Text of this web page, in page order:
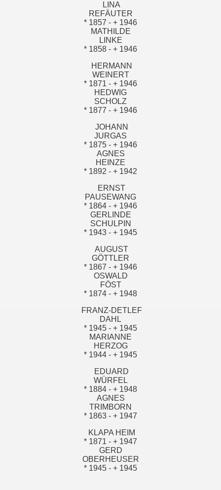
LINA
REFÄUTER
* 1857 - + 1946
MATHILDE
LINKE
* 1858 - + 1946
HERMANN
WEINERT
* 1871 - + 1946
HEDWIG
SCHOLZ
* 1877 - + 1946
JOHANN
JURGAS
* 1875 - + 1946
AGNES
HEINZE
* 1892 - + 1942
ERNST
PAUSEWANG
* 1864 - + 1946
GERLINDE
SCHULPIN
* 1943 - + 1945
AUGUST
GÖTTLER
* 1867 - + 1946
OSWALD
FÖST
* 1874 - + 1948
FRANZ-DETLEF
DAHL
* 1945 - + 1945
MARIANNE
HERZOG
* 1944 - + 1945
EDUARD
WÜRFEL
* 1884 - + 1948
AGNES
TRIMBORN
* 1863 - + 1947
KLAPA HEIM
* 1871 - + 1947
GERD
OBERHEUSER
* 1945 - + 1945